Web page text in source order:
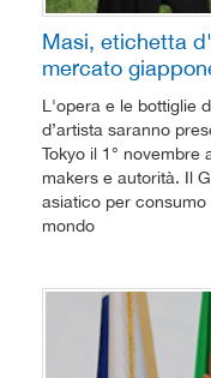
Masi, etichetta
mercato
L'opera e le bottiglie
d’artista saranno
Tokyo il 1° novembre
makers e autorità. Il
asiatico per
mondo